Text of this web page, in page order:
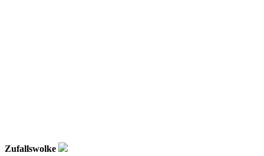
Zufallswolke